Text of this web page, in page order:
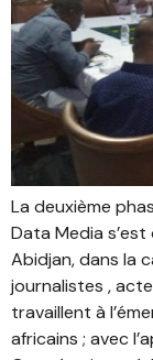
La deuxième
Data Media
Abidjan, dans la
journalistes ,
travaillent à
africains ; avec